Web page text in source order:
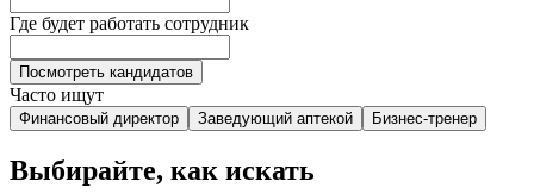
Где будет работать сотрудник
Посмотреть кандидатов
Часто ищут
Финансовый директор Заведующий аптекой Бизнес-тренер
Выбирайте, как искать